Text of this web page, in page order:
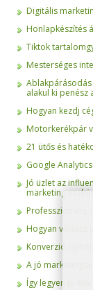
Digitális
Honlapkészítés
Tiktok
Mesterséges
alakul ki penész
Hogyan kezdj
Motorkerékpár
21 ütős és
Google
Jó üzlet az
marketing
Professzionális,
Hogyan válassz
Konverzió
A jó marketing
Így legyen jó